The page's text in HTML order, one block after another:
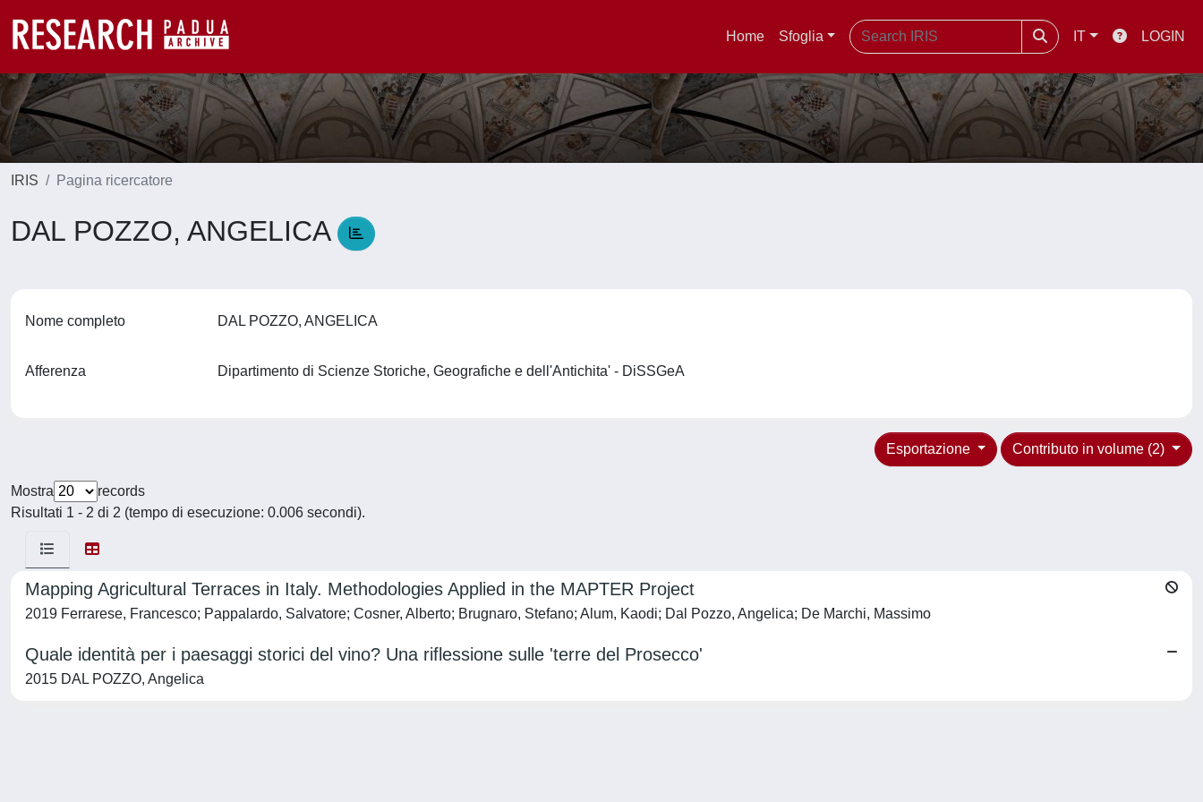
Home Sfoglia IT LOGIN
IRIS Pagina ricercatore
DAL POZZO, ANGELICA
Nome completo DAL POZZO, ANGELICA
Afferenza Dipartimento di Scienze Storiche, Geografiche e dell'Antichita' - DiSSGeA
Contributo in volume (2)
Esportazione
Mostra
records
Risultati 1 - 2 di 2 (tempo di esecuzione: 0.006 secondi).
Mapping Agricultural Terraces in Italy. Methodologies Applied in the MAPTER Project
2019 Ferrarese, Francesco; Pappalardo, Salvatore; Cosner, Alberto; Brugnaro, Stefano; Alum, Kaodi; Dal Pozzo, Angelica; De Marchi, Massimo
Quale identità per i paesaggi storici del vino? Una riflessione sulle 'terre del Prosecco'
2015 DAL POZZO, Angelica